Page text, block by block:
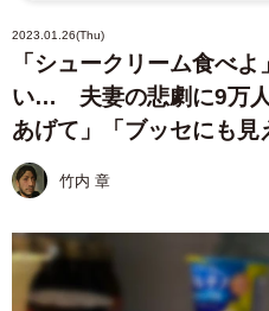
2023.01.26(Thu)
「シュークリーム食べ
い… 夫妻の悲劇に9万
あげて」「ブッセにも見
竹内 章